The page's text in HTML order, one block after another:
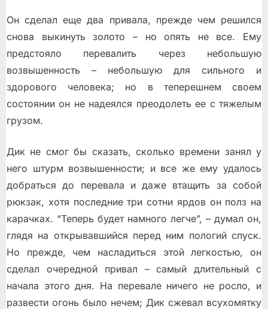
Он сделал еще два привала, прежде чем решился
снова выкинуть золото – но опять не все. Ему
предстояло перевалить через небольшую
возвышенность – небольшую для сильного и
здорового человека; но в теперешнем своем
состоянии он не надеялся преодолеть ее с тяжелым
грузом.
Дик не смог бы сказать, сколько времени занял у
него штурм возвышенности; и все же ему удалось
добраться до перевала и даже втащить за собой
рюкзак, хотя последние три сотни ярдов он полз на
карачках. “Теперь будет намного легче”, – думал он,
глядя на открывавшийся перед ним пологий спуск.
Но прежде, чем насладиться этой легкостью, он
сделал очередной привал – самый длительный с
начала этого дня. На перевале ничего не росло, и
развести огонь было нечем; Дик сжевал всухомятку